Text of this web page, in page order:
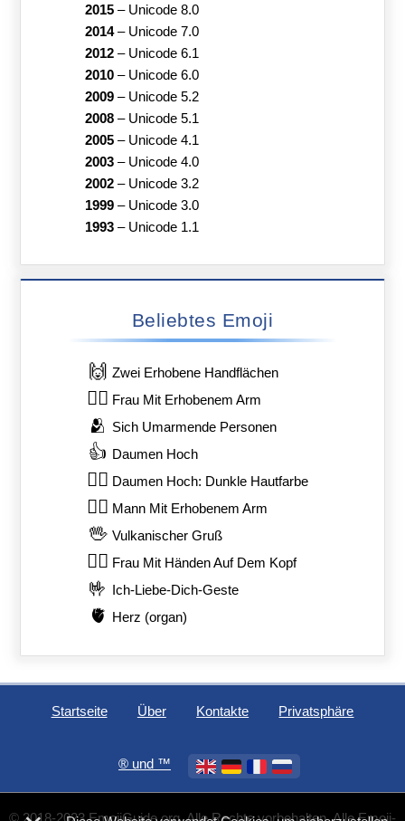
2015– Unicode 8.0
2014– Unicode 7.0
2012– Unicode 6.1
2010– Unicode 6.0
2009– Unicode 5.2
2008– Unicode 5.1
2005– Unicode 4.1
2003– Unicode 4.0
2002– Unicode 3.2
1999– Unicode 3.0
1993– Unicode 1.1
Beliebtes Emoji
🙌 Zwei Erhobene Handflächen
🙋‍♀️ Frau Mit Erhobenem Arm
🫂 Sich Umarmende Personen
👍 Daumen Hoch
👍🏿 Daumen Hoch: Dunkle Hautfarbe
🙋‍♂️ Mann Mit Erhobenem Arm
🖖 Vulkanischer Gruß
🙆‍♀️ Frau Mit Händen Auf Dem Kopf
🤟 Ich-Liebe-Dich-Geste
🫀 Herz (organ)
Startseite Über Kontakte Privatsphäre
®️ und ™